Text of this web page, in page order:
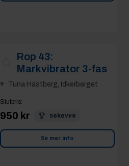
Rop 43:
Markvibrator 3-fas
Tuna Hästberg, Idkerberget
Slutpris:
950 kr sekevve
Se mer info